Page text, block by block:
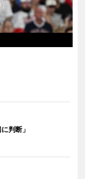
判断」